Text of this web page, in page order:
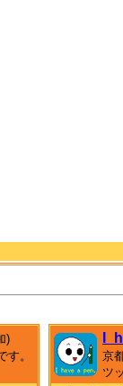
)
。
京
ツ